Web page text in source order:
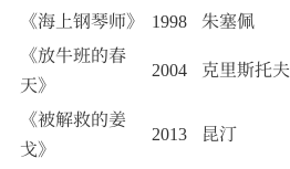
《海上钢琴师》
1998 朱塞佩
《放牛班的春
天》
2004 克里斯托夫
《被解救的姜
戈》
2013 昆汀